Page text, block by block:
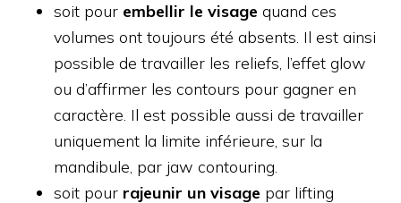
soit pour embellir le visage quand ces
volumes ont toujours été absents. Il est ainsi
possible de travailler les reliefs, l’effet glow
ou d’affirmer les contours pour gagner en
caractère. Il est possible aussi de travailler
uniquement la limite inférieure, sur la
mandibule, par jaw contouring.
soit pour rajeunir un visage par lifting